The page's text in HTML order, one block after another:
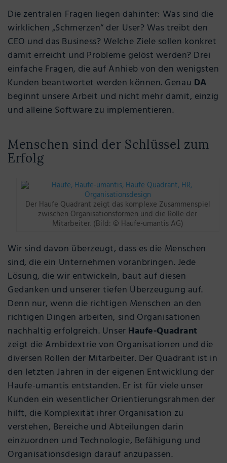
Die zentralen Fragen liegen dahinter: Was sind die
wirklichen „Schmerzen“ der User? Was treibt den
CEO und das Business? Welche Ziele sollen konkret
damit erreicht und Probleme gelöst werden? Drei
einfache Fragen, die auf Anhieb von den wenigsten
Kunden beantwortet werden können. Genau DA
beginnt unsere Arbeit und nicht mehr damit, einzig
und alleine Software zu implementieren.
Menschen sind der Schlüssel zum
Erfolg
Der Haufe Quadrant zeigt das komplexe Zusammenspiel
zwischen Organisationsformen und die Rolle der
Mitarbeiter. (Bild: © Haufe-umantis AG)
Wir sind davon überzeugt, dass es die Menschen
sind, die ein Unternehmen voranbringen. Jede
Lösung, die wir entwickeln, baut auf diesen
Gedanken und unserer tiefen Überzeugung auf.
Denn nur, wenn die richtigen Menschen an den
richtigen Dingen arbeiten, sind Organisationen
nachhaltig erfolgreich. Unser Haufe-Quadrant
zeigt die Ambidextrie von Organisationen und die
diversen Rollen der Mitarbeiter. Der Quadrant ist in
den letzten Jahren in der eigenen Entwicklung der
Haufe-umantis entstanden. Er ist für viele unser
Kunden ein wesentlicher Orientierungsrahmen der
hilft, die Komplexität ihrer Organisation zu
verstehen, Bereiche und Abteilungen darin
einzuordnen und Technologie, Befähigung und
Organisationsdesign darauf anzupassen.